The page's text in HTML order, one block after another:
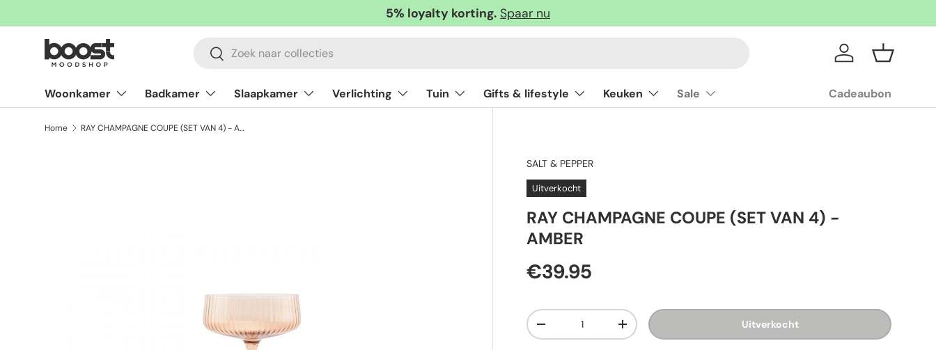
Ga naar inhoud
5% loyalty korting. Spaar nu
Zoeken
Zoeken InloggenMandje
Woonkamer Badkamer Slaapkamer Verlichting Tuin Gifts & lifestyle Keuken Sale Cadeaubon
Home RAY CHAMPAGNE COUPE (SET VAN 4) - AMBER
SALT & PEPPER
Uitverkocht
RAY CHAMPAGNE COUPE (SET VAN 4) -
AMBER
€39.95
Aantal
-
+ Uitverkocht